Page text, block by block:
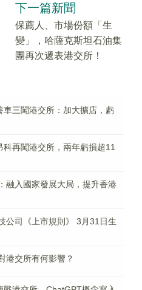
下一篇新聞
保薦人、市場份額「生
變」，哈薩克斯坦石油集
團再次遞表港交所！
車三闖港交所：加大擴店，虧
科再闖港交所，兩年虧損超11
融入國家發展大局，提升香港
公司《上市規則》 3月31日生
港交所有何影響？